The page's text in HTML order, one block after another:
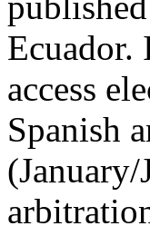
access
Spanish